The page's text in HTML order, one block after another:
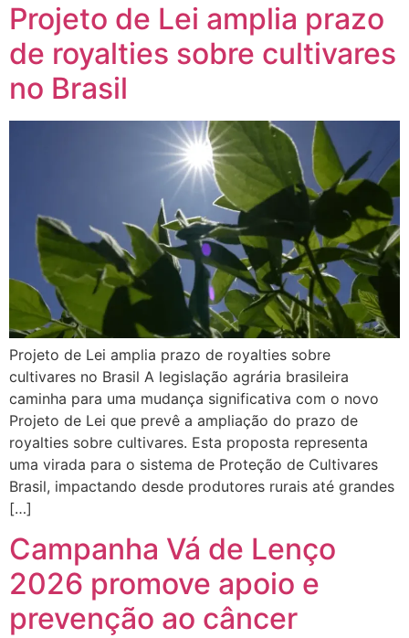
Projeto de Lei amplia prazo
de royalties sobre cultivares
no Brasil
Projeto de Lei amplia prazo de royalties sobre
cultivares no Brasil A legislação agrária brasileira
caminha para uma mudança significativa com o novo
Projeto de Lei que prevê a ampliação do prazo de
royalties sobre cultivares. Esta proposta representa
uma virada para o sistema de Proteção de Cultivares
Brasil, impactando desde produtores rurais até grandes
[…]
Campanha Vá de Lenço
2026 promove apoio e
prevenção ao câncer